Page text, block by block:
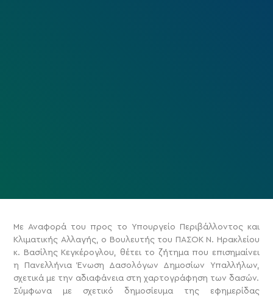
Με Αναφορά του προς το Υπουργείο Περιβάλλοντος και
Κλιματικής Αλλαγής, ο Βουλευτής του ΠΑΣΟΚ Ν. Ηρακλείου
κ. Βασίλης Κεγκέρογλου, θέτει το ζήτημα που επισημαίνει
η Πανελλήνια Ένωση Δασολόγων Δημοσίων Υπαλλήλων,
σχετικά με την αδιαφάνεια στη χαρτογράφηση των δασών.
Σύμφωνα με σχετικό δημοσίευμα της εφημερίδας